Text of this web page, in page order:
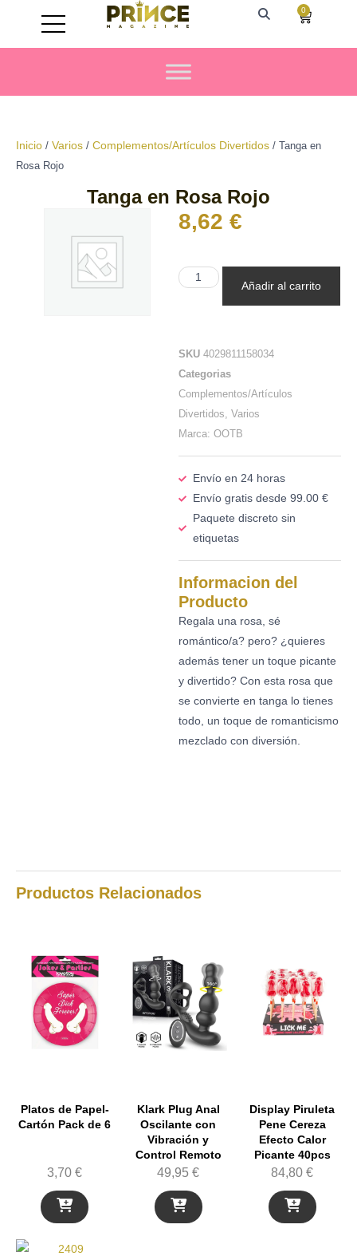
0
Inicio / Varios / Complementos/Artículos Divertidos / Tanga en
Rosa Rojo
Tanga en Rosa Rojo
8,62 €
Añadir al carrito
SKU 4029811158034
Categorias
Complementos/Artículos
Divertidos, Varios
Marca: OOTB
Envío en 24 horas
Envío gratis desde 99.00 €
Paquete discreto sin
etiquetas
Informacion del
Producto
Regala una rosa, sé
romántico/a? pero? ¿quieres
además tener un toque picante
y divertido? Con esta rosa que
se convierte en tanga lo tienes
todo, un toque de romanticismo
mezclado con diversión.
Productos Relacionados
Platos de Papel-
Cartón Pack de 6
3,70€
Klark Plug Anal
Oscilante con
Vibración y
Control Remoto
49,95€
Display Piruleta
Pene Cereza
Efecto Calor
Picante 40pcs
84,80€